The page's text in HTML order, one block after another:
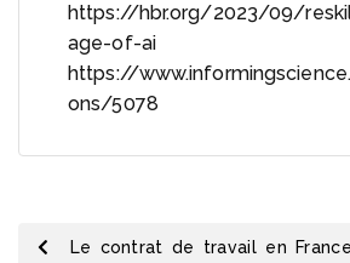
https://hbr.org/2023/09/
age-of-ai
https://
ons/5078
Le contrat de travail en